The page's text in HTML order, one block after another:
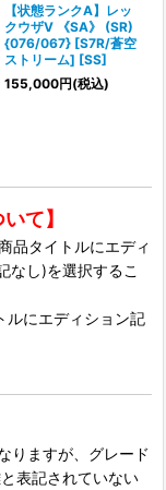
【状態ランクA】レッ
クウザV 《SA》 (SR)
{076/067} [S7R/蒼空
ストリーム] [SS]
155,000円(税込)
て】
品タイトルにエディ
なし)を選択するこ
ルにエディション記
りますが、グレード
表記されていない